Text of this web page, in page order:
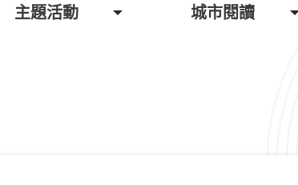
主題活動 城市閱讀